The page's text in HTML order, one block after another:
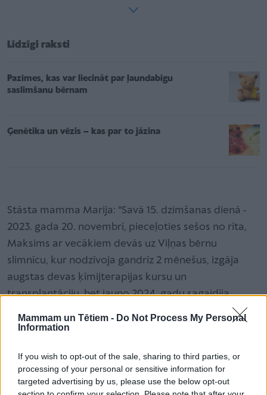
Mammam un Tētiem - Do Not Process My Personal
Information
If you wish to opt-out of the sale, sharing to third parties, or
processing of your personal or sensitive information for
targeted advertising by us, please use the below opt-out
Līdzīgi raksti
Pazīmes, kas var liecināt par ļaundabīgu
saslimšanu bērnam
Ģenētika un vēzis – kas par to jāzina
Stāsta mamma Marija: "Savā 15. dzimšanas dienā -
2023. gada 20. novembrī, pieceļoties sešos no rīta,
Maksims ar vecākiem devās uz Viļņas bērnu
slimnīcu, kur nodzīvoja gandrīz 2 mēnešus, izgāja
augstas devas ķīmijterapijas kursu un
transplantāciju, bet jauno 2024. gadu sagaidīja
komplikācijas, nespēku, sliktu dūšu, un apetītes